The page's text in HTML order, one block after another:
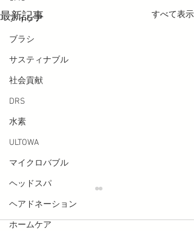
アイケア
ブラシ
サスティナブル
社会貢献
DRS
水素
ULTOWA
マイクロバブル
ヘッドスパ
ヘアドネーション
ホームケア
最新記事 すべて表示